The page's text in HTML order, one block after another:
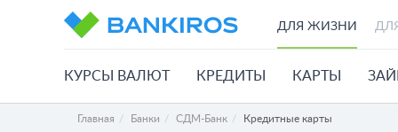
ДЛЯ ЖИЗНИ
КУРСЫ ВАЛЮТ КРЕДИТЫ КАРТЫ
Главная Банки СДМ-Банк Кредитные карты